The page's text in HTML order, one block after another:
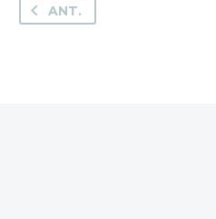
moderna
Justicia
ANT.